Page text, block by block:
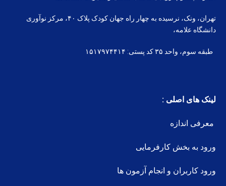
تهران، ونک، نرسیده به چهار راه جهان کودک پلاک ۴۰، مرکز نوآوری
دانشگاه علامه،
طبقه سوم، واحد ۳۵ کد پستی: ۱۵۱۷۹۷۴۴۱۴
لینک های اصلی :
معرفی اندازه
ورود به بخش کارفرمایی
ورود کاربران و انجام آزمون ها